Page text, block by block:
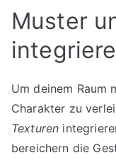
Muster
Um deinem Raum
Charakter zu
Texturen
bereichern die